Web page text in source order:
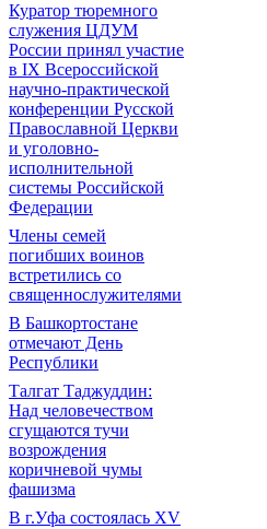
Куратор тюремного
служения ЦДУМ
России принял участие
в IX Всероссийской
научно-практической
конференции Русской
Православной Церкви
и уголовно-
исполнительной
системы Российской
Федерации
Члены семей
погибших воинов
встретились со
священнослужителями
В Башкортостане
отмечают День
Республики
Талгат Таджуддин:
Над человечеством
сгущаются тучи
возрождения
коричневой чумы
фашизма
В г.Уфа состоялась XV